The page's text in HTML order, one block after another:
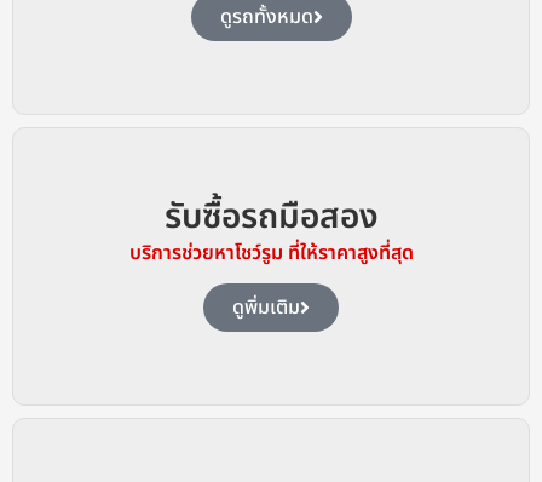
ดูรถทั้งหมด
รับซื้อรถมือสอง
บริการช่วยหาโชว์รูม ที่ให้ราคาสูงที่สุด
ดูพิ่มเติม